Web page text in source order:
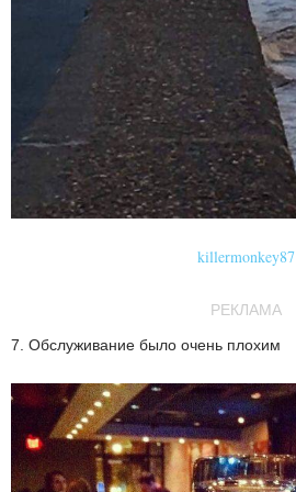
killermonkey87
РЕКЛАМА
7. Обслуживание было очень плохим